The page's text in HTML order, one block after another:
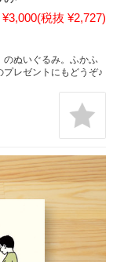
¥3,000(税抜 ¥2,727)
のぬいぐるみ。ふかふ
レゼントにもどうぞ♪